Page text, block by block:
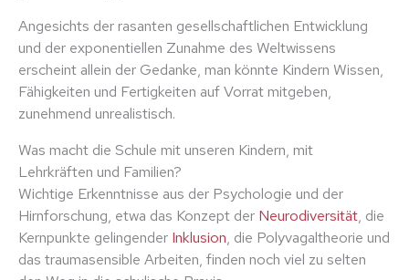
Angesichts der rasanten gesellschaftlichen Entwicklung
und der exponentiellen Zunahme des Weltwissens
erscheint allein der Gedanke, man könnte Kindern Wissen,
Fähigkeiten und Fertigkeiten auf Vorrat mitgeben,
zunehmend unrealistisch.
Was macht die Schule mit unseren Kindern, mit
Lehrkräften und Familien?
Wichtige Erkenntnisse aus der Psychologie und der
Hirnforschung, etwa das Konzept der Neurodiversität, die
Kernpunkte gelingender Inklusion, die Polyvagaltheorie und
das traumasensible Arbeiten, finden noch viel zu selten